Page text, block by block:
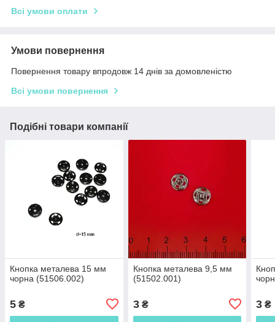
Всі умови оплати
Умови повернення
Повернення товару впродовж 14 днів за домовленістю
Всі умови повернення
Подібні товари компанії
Кнопка металева 15 мм
чорна (51506.002)
5 ₴
Кнопка металева 9,5 мм
(51502.001)
3₴ 3 ₴